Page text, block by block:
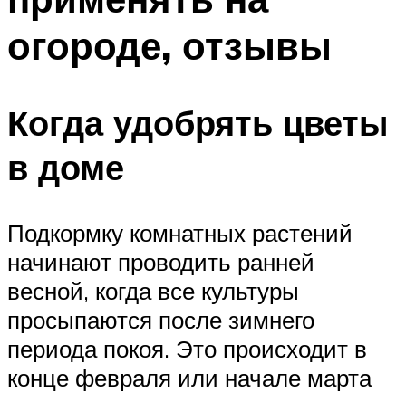
огороде, отзывы
Когда удобрять цветы
в доме
Подкормку комнатных растений
начинают проводить ранней
весной, когда все культуры
просыпаются после зимнего
периода покоя. Это происходит в
конце февраля или начале марта